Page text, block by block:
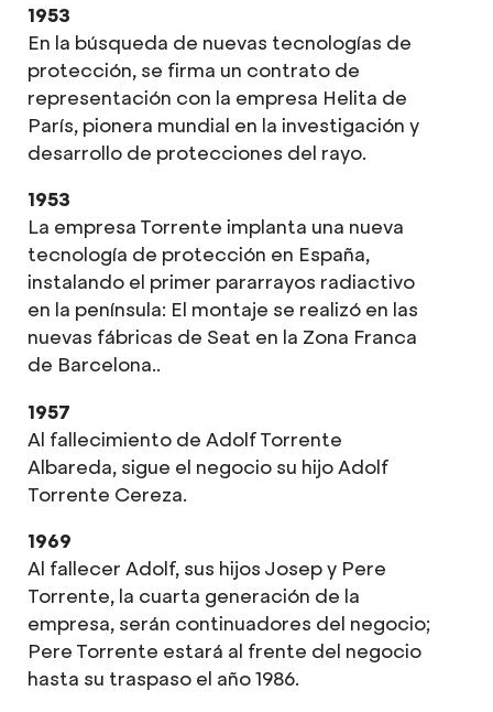
1953
En la búsqueda de nuevas tecnologías de
protección, se firma un contrato de
representación con la empresa Helita de
París, pionera mundial en la investigación y
desarrollo de protecciones del rayo.
1953
La empresa Torrente implanta una nueva
tecnología de protección en España,
instalando el primer pararrayos radiactivo
en la península: El montaje se realizó en las
nuevas fábricas de Seat en la Zona Franca
de Barcelona..
1957
Al fallecimiento de Adolf Torrente
Albareda, sigue el negocio su hijo Adolf
Torrente Cereza.
1969
Al fallecer Adolf, sus hijos Josep y Pere
Torrente, la cuarta generación de la
empresa, serán continuadores del negocio;
Pere Torrente estará al frente del negocio
hasta su traspaso el año 1986.